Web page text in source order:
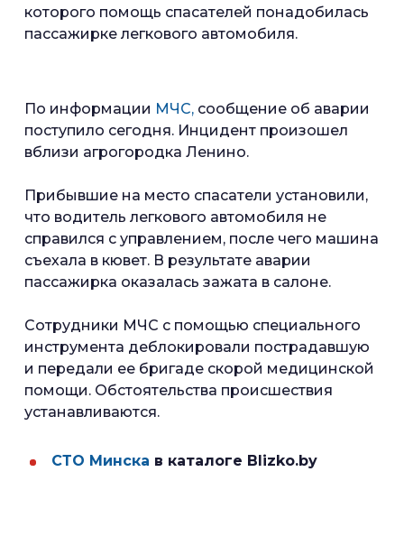
которого помощь спасателей понадобилась
пассажирке легкового автомобиля.
По информации МЧС, сообщение об аварии
поступило сегодня. Инцидент произошел
вблизи агрогородка Ленино.
Прибывшие на место спасатели установили,
что водитель легкового автомобиля не
справился с управлением, после чего машина
съехала в кювет. В результате аварии
пассажирка оказалась зажата в салоне.
Сотрудники МЧС с помощью специального
инструмента деблокировали пострадавшую
и передали ее бригаде скорой медицинской
помощи. Обстоятельства происшествия
устанавливаются.
СТО Минска в каталоге Blizko.by